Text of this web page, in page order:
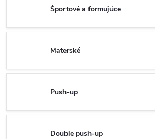
Športové a formujúce
Materské
Push-up
Double push-up